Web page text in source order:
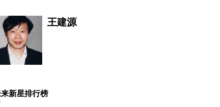
王建源
安娜·帕奎因
新星排行榜